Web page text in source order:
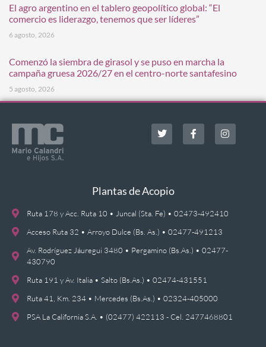
El agro argentino en el tablero geopolítico global: “El
comercio es liderazgo, tenemos que ser líderes”
6 agosto, 2026
Comenzó la siembra de girasol y se puso en marcha la
campaña gruesa 2026/27 en el centro-norte santafesino
5 agosto, 2026
Plantas de Acopio
Ruta 178 y Acc. Ruta 10 • Juncal (Sta. Fe) • 02473-492410
Acceso Ruta 32 • Arroyo Dulce (Bs. As.) • 02477-491213
Av. Rodríguez Jáuregui 3480 • Pergamino (Bs.As.) • 02477-
430790
Ruta 191 y Av. Italia • Salto (Bs.As.) • 02474-431551
Ruta 41, Km. 234 • Mercedes (Bs.As.) • 02324-405000
PSA La California S.A. • (02477) 422113 - Cel. 2477468801